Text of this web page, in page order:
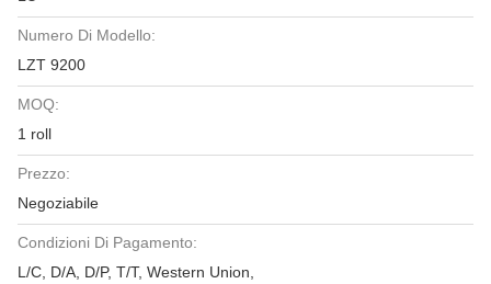
Numero Di Modello:
LZT 9200
MOQ:
1 roll
Prezzo:
Negoziabile
Condizioni Di Pagamento:
L/C, D/A, D/P, T/T, Western Union,